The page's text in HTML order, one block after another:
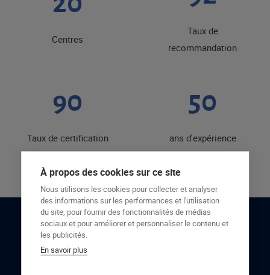
Centres
Taux de
recommandation
90
Taux de certification
50
ans d'expérience
RESTONS EN CONTACT
À propos des cookies sur ce site
Nous utilisons les cookies pour collecter et analyser
des informations sur les performances et l'utilisation
du site, pour fournir des fonctionnalités de médias
sociaux et pour améliorer et personnaliser le contenu et
les publicités.
En savoir plus